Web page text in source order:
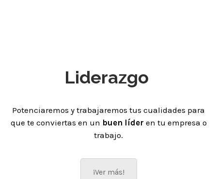
Liderazgo
Potenciaremos y trabajaremos tus cualidades para
que te conviertas en un buen líder en tu empresa o
trabajo.
¡Ver más!